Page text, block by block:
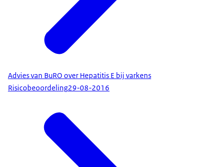
Advies van BuRO over Hepatitis E bij varkens
Risicobeoordeling29-08-2016